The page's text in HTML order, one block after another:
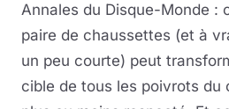
Annales du Disque-Monde :
paire de chaussettes (et à
un peu courte) peut
cible de tous les poivrots du